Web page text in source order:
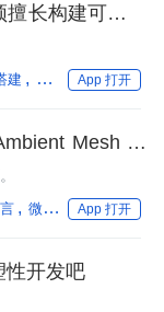
长构建可测试
建 企业动态 行业深度
App 打开
Mesh 的
微服务 App 打开
性开发吧